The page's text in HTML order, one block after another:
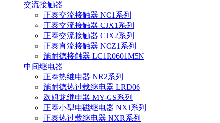
交流接触器
正泰交流接触器 NC1系列
正泰交流接触器 CJX1系列
正泰交流接触器 CJX2系列
正泰直流接触器 NCZ1系列
施耐德接触器 LC1R0601M5N
中间继电器
正泰热继电器 NR2系列
施耐德热过载继电器 LRD06
欧姆龙继电器 MY-GS系列
正泰小型电磁继电器 NXJ系列
正泰热过载继电器 NXR系列